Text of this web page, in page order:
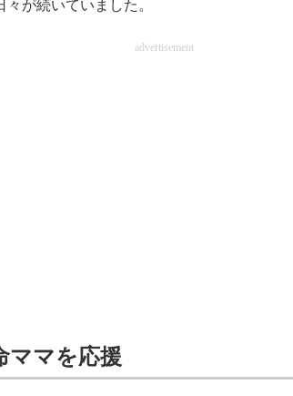
が続いていました。
advertisement
ママを応援